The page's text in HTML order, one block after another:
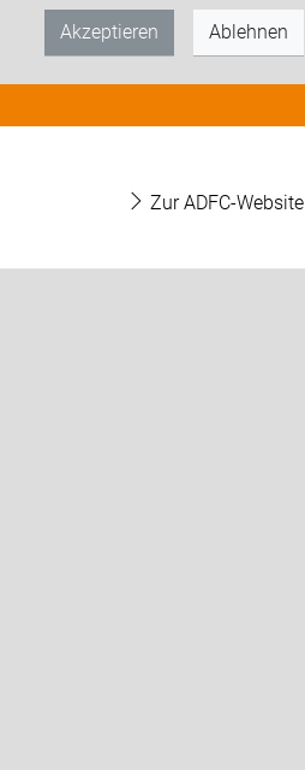
Akzeptieren Ablehnen
Zur ADFC-Website